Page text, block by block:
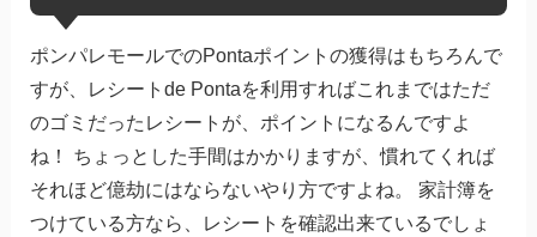
ポンパレモールでのPontaポイントの獲得はもちろんで
すが、レシートde Pontaを利用すればこれまではただ
のゴミだったレシートが、ポイントになるんですよ
ね！ ちょっとした手間はかかりますが、慣れてくれば
それほど億劫にはならないやり方ですよね。 家計簿を
つけている方なら、レシートを確認出来ているでしょ